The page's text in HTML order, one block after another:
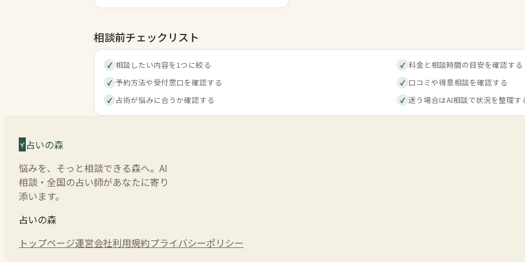
相談前チェックリスト
✓ 相談したい内容を1つに絞る ✓ 料金と相談時間の目安を確認する
✓ 予約方法や受付窓口を確認する ✓ 口コミや得意相談を確認する
✓ 占術が悩みに合うか確認する ✓ 迷う場合はAI相談で状況を整理す
占いの森
悩みを、そっと相談できる森へ。AI
相談・全国の占い師があなたに寄り
添います。
占いの森
トップページ運営会社利用規約プライバシーポリシー